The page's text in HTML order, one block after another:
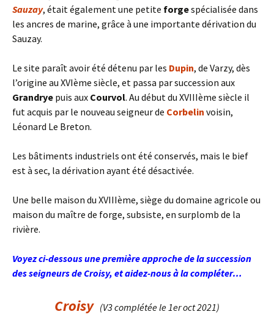
Sauzay, était également une petite forgespécialisée dans
les ancres de marine, grâce à une importante dérivation du
Sauzay.
Le site paraît avoir été détenu par les Dupin, de Varzy, dès
l’origine au XVIème siècle, et passa par succession aux
Grandrye puis aux Courvol. Au début du XVIIIème siècle il
fut acquis par le nouveau seigneur de Corbelin voisin,
Léonard Le Breton.
Les bâtiments industriels ont été conservés, mais le bief
est à sec, la dérivation ayant été désactivée.
Une belle maison du XVIIIème, siège du domaine agricole ou
maison du maître de forge, subsiste, en surplomb de la
rivière.
Voyez ci-dessous une première approche de la succession
des seigneurs de Croisy, et aidez-nous à la compléter…
Croisy (V3 complétée le 1er oct 2021)